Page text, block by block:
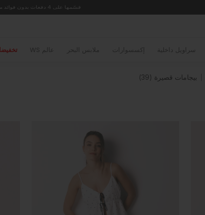
قسّمها على 4 دفعات بدون فوائد مع تمارا .
سراويل داخلية إكسسوارات ملابس البحر عالم WS
بيجامات قصيرة (39)